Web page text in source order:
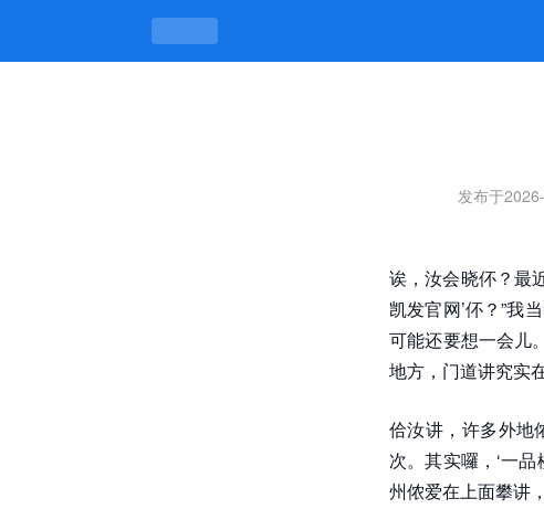
一品楼品凤楼论坛k8凯发官网，知影门
发布于
诶，汝会晓伓？最
凯发官网’伓？”我
可能还要想一会儿
地方，门道讲究实
佮汝讲，许多外地
次。其实囉，‘一
州侬爱在上面攀讲